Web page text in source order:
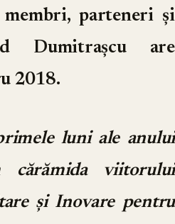
parteneri și
Dumitrașcu are
2018.
luni ale anului
viitorului
și Inovare pentru